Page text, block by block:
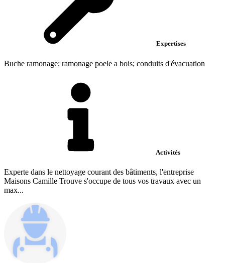
Expertises
Buche ramonage; ramonage poele a bois; conduits d'évacuation
Activités
Experte dans le nettoyage courant des bâtiments, l'entreprise
Maisons Camille Trouve s'occupe de tous vos travaux avec un
max...